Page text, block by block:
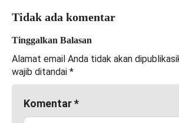
Tidak ada komentar
Tinggalkan Balasan
Alamat email Anda tidak akan
wajib ditandai *
Komentar*